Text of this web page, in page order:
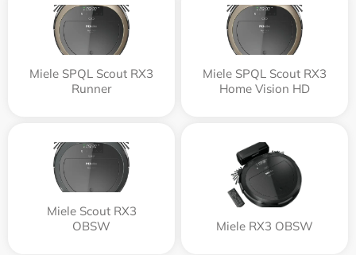
Miele SPQL Scout RX3
Runner
Miele SPQL Scout RX3
Home Vision HD
Miele Scout RX3
OBSW
Miele RX3 OBSW